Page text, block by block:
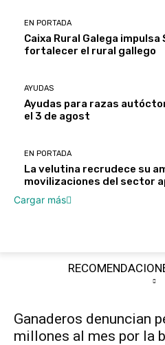
EN PORTADA
Caixa Rural Galega
fortalecer el rural gallego
AYUDAS
Ayudas para razas
el 3 de agost
EN PORTADA
La velutina recrudece su
movilizaciones del sector
Cargar más
Ganaderos denuncian
millones al mes por la